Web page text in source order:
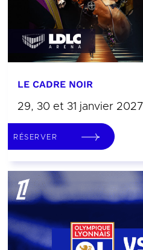
LE CADRE NOIR
29, 30 et 31 janvier 2027
RÉSERVER